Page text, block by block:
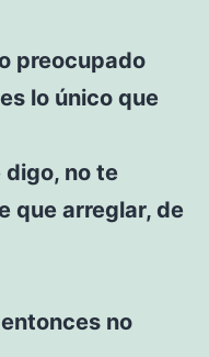
preocupado
lo único que
no te
que arreglar, de
no